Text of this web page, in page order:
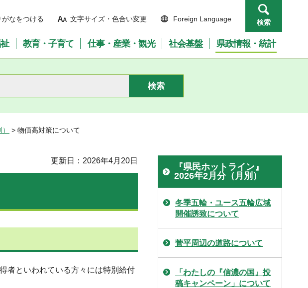
がなをつける 文字サイズ・色合い変更 Foreign Language 検索
教育・子育て 仕事・産業・観光 社会基盤 県政情報・統計
> 物価高対策について
更新日：2026年4月20日
者といわれている方々には特別給付
『県民ホットライン』
2026年2月分（月別）
冬季五輪・ユース五輪広域
開催誘致について
菅平周辺の道路について
「わたしの『信濃の国』投
稿キャンペーン」について